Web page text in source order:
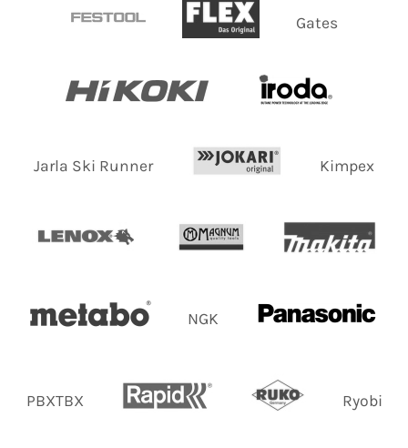
Gates
Jarla Ski Runner Kimpex
NGK
PBXTBX Ryobi